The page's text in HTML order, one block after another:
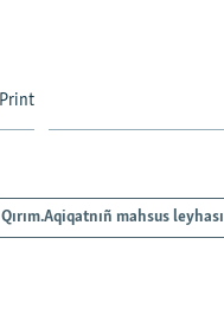
Print
Qırım.Aqiqatnıñ mahsus leyhası